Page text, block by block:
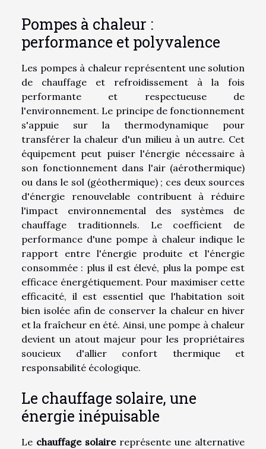
Pompes à chaleur :
performance et polyvalence
Les pompes à chaleur représentent une solution
de chauffage et refroidissement à la fois
performante et respectueuse de
l'environnement. Le principe de fonctionnement
s'appuie sur la thermodynamique pour
transférer la chaleur d'un milieu à un autre. Cet
équipement peut puiser l'énergie nécessaire à
son fonctionnement dans l'air (aérothermique)
ou dans le sol (géothermique) ; ces deux sources
d'énergie renouvelable contribuent à réduire
l'impact environnemental des systèmes de
chauffage traditionnels. Le coefficient de
performance d'une pompe à chaleur indique le
rapport entre l'énergie produite et l'énergie
consommée : plus il est élevé, plus la pompe est
efficace énergétiquement. Pour maximiser cette
efficacité, il est essentiel que l'habitation soit
bien isolée afin de conserver la chaleur en hiver
et la fraîcheur en été. Ainsi, une pompe à chaleur
devient un atout majeur pour les propriétaires
soucieux d'allier confort thermique et
responsabilité écologique.
Le chauffage solaire, une
énergie inépuisable
Le chauffage solairereprésente une alternative